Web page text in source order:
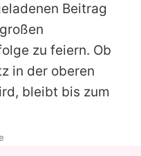
Beitrag
zu feiern. Ob
in der oberen
bleibt bis zum